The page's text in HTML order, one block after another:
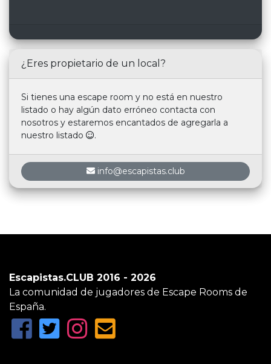
¿Eres propietario de un local?
Si tienes una escape room y no está en nuestro
listado o hay algún dato erróneo contacta con
nosotros y estaremos encantados de agregarla a
nuestro listado
.
info@escapistas.club
Escapistas.CLUB 2016 - 2026
La comunidad de jugadores de Escape Rooms de
España.